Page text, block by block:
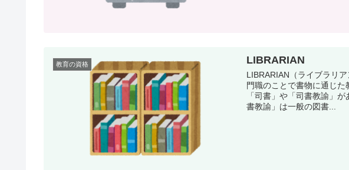
教育の資格 LIBRARIAN
LIBRARIAN（ライブラリ
門職のことで書物に通じた
「司書」や「司書教諭」
書教諭」は一般の図書...